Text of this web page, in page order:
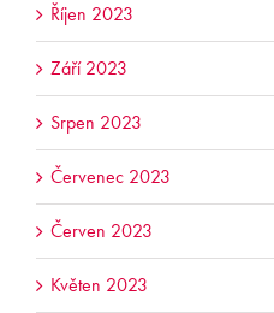
Říjen 2023
Září 2023
Srpen 2023
Červenec 2023
Červen 2023
Květen 2023